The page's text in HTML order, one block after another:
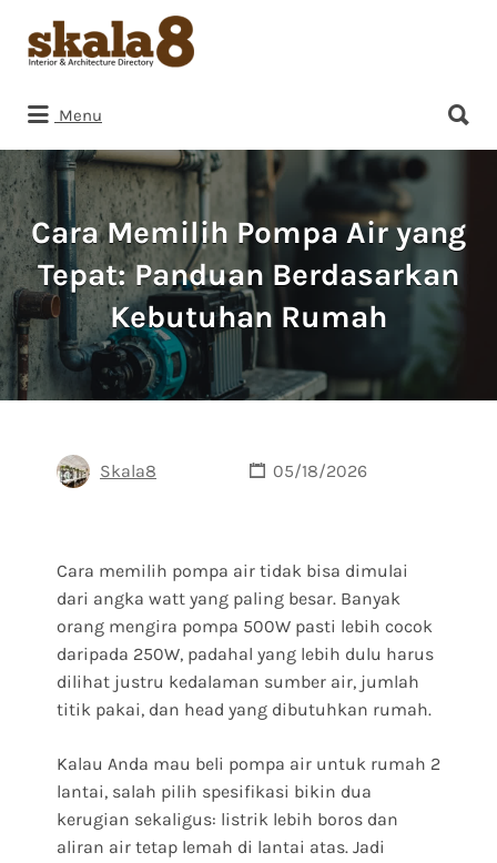
Search
for:
Menu
for:
Cara Memilih Pompa Air yang
Tepat: Panduan Berdasarkan
Kebutuhan Rumah
Skala8 05/18/2026
Cara memilih pompa air tidak bisa dimulai
dari angka watt yang paling besar. Banyak
orang mengira pompa 500W pasti lebih cocok
daripada 250W, padahal yang lebih dulu harus
dilihat justru kedalaman sumber air, jumlah
titik pakai, dan head yang dibutuhkan rumah.
Kalau Anda mau beli pompa air untuk rumah 2
lantai, salah pilih spesifikasi bikin dua
kerugian sekaligus: listrik lebih boros dan
aliran air tetap lemah di lantai atas. Jadi